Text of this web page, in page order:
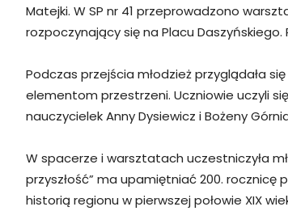
Matejki. W SP nr 41 przeprowadzono
rozpoczynający się na Placu
Podczas przejścia młodzież przyglądała
elementom przestrzeni. Uczniowie uczyli
nauczycielek Anny Dysiewicz i Bożeny
W spacerze i warsztatach uczestniczyła
przyszłość” ma upamiętniać 200.
historią regionu w pierwszej połowie XIX